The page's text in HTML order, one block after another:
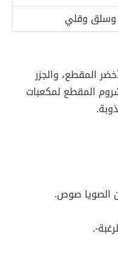
وقلي
المقطع، والجزر
المقطع لمكعبات
الصويا صوص.
.